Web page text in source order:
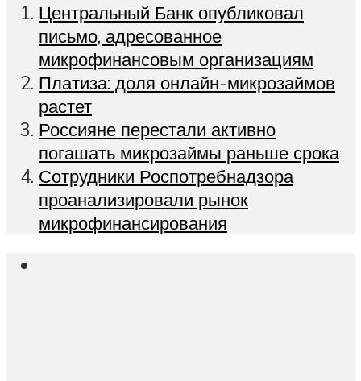
Центральный Банк опубликовал
письмо, адресованное
микрофинансовым организациям
Платиза: доля онлайн-микрозаймов
растет
Россияне перестали активно
погашать микрозаймы раньше срока
Сотрудники Роспотребнадзора
проанализировали рынок
микрофинансирования